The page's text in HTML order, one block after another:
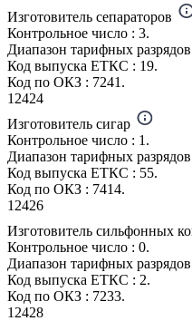
Изготовитель сепараторов
Контрольное число : 3.
Диапазон тарифных
Код выпуска ЕТКС : 19.
Код по ОКЗ : 7241.
12424
Изготовитель сигар
Контрольное число : 1.
Диапазон тарифных
Код выпуска ЕТКС : 55.
Код по ОКЗ : 7414.
12426
Изготовитель сильфонных
Контрольное число : 0.
Диапазон тарифных
Код выпуска ЕТКС : 2.
Код по ОКЗ : 7233.
12428